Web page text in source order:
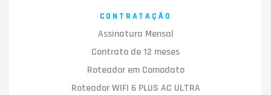
CONTRATAÇÃO
Assinatura Mensal
Contrato de 12 meses
Roteador em Comodato
Roteador WIFI 6 PLUS AC ULTRA